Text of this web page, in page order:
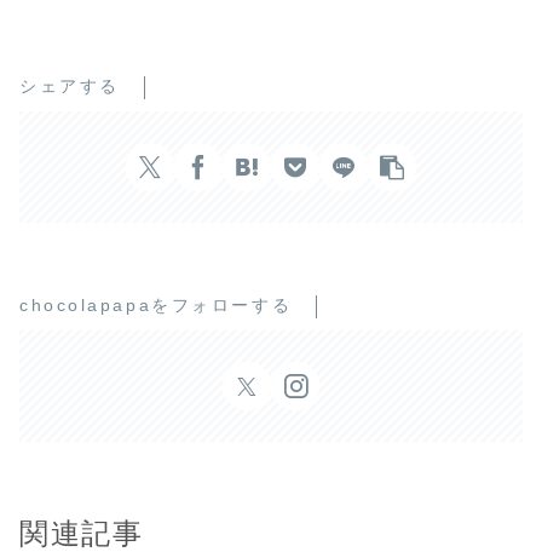
シェアする
chocolapapaをフォローする
関連記事